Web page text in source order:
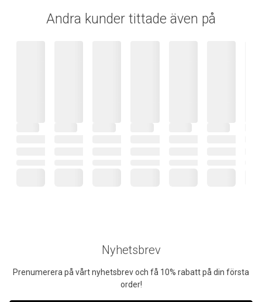
Andra kunder tittade även på
Nyhetsbrev
Prenumerera på vårt nyhetsbrev och få 10% rabatt på din första
order!